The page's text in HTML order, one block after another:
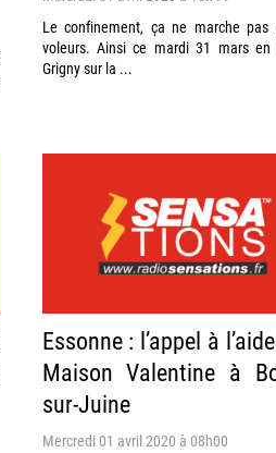
Le confinement, ça ne marche pas
voleurs. Ainsi ce mardi 31 mars en
Grigny sur la ...
Essonne : l’appel à
Maison Valentine à
sur-Juine
Mercredi 01 avril 2020 à 08h00